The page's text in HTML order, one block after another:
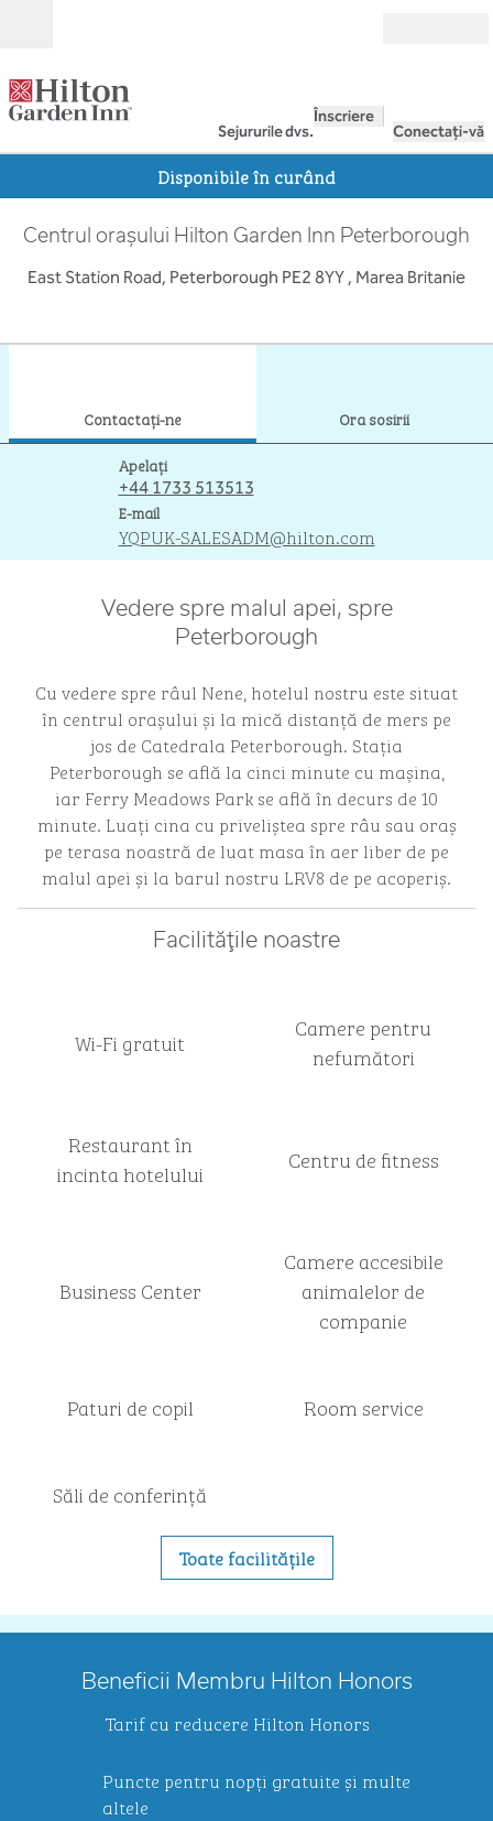
Sejururile dvs.
Înscriere
Conectați-vă
Disponibile în curând
Centrul orașului Hilton Garden Inn Peterborough
East Station Road, Peterborough PE2 8YY , Marea Britanie
Contactaţi-ne
Ora sosirii
Apelați
Apelare
+44 1733 513513
E-mail
Email
YQPUK-SALESADM@hilton.com
Vedere spre malul apei, spre
Peterborough
Cu vedere spre râul Nene, hotelul nostru este situat
în centrul orașului și la mică distanță de mers pe
jos de Catedrala Peterborough. Stația
Peterborough se află la cinci minute cu mașina,
iar Ferry Meadows Park se află în decurs de 10
minute. Luați cina cu priveliștea spre râu sau oraș
pe terasa noastră de luat masa în aer liber de pe
malul apei și la barul nostru LRV8 de pe acoperiș.
Facilităţile noastre
Wi-Fi gratuit
Camere pentru
nefumători
Restaurant în
incinta hotelului
Centru de fitness
Business Center
Camere accesibile
animalelor de
companie
Paturi de copil Room service
Săli de conferință
Toate facilitățile
Beneficii Membru Hilton Honors
Tarif cu reducere Hilton Honors
Puncte pentru nopți gratuite și multe
altele